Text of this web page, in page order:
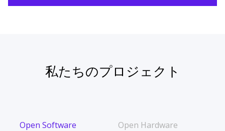
私たちのプロジェクト
Open Software Open Hardware